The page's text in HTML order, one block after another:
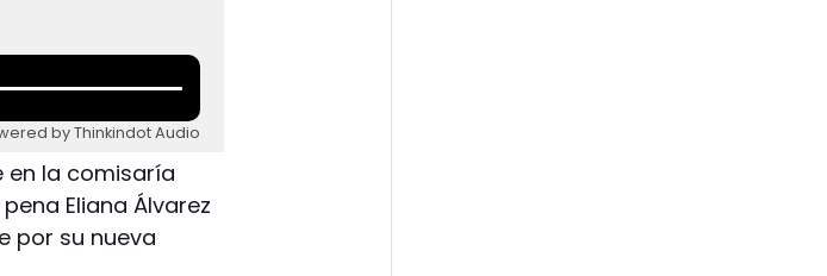
by Thinkindot Audio
en la comisaría
Eliana Álvarez
por su nueva